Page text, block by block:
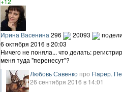
Ирина Васенина 296 20093
6 октября 2016 в 20:03
Ничего не поняла... что делать:
меня туда "перенесут"?
Любовь Савенко про Flapер.
26 сентября 2016 в 14:01